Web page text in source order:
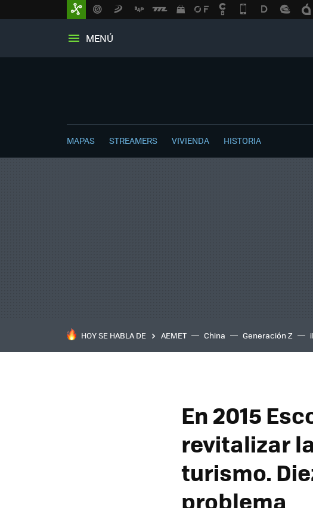
MENÚ
MAPAS STREAMERS VIVIENDA HISTORIA
HOY SE HABLA DE AEMET China Generación Z
En 2015
revitalizar
turismo.
problema